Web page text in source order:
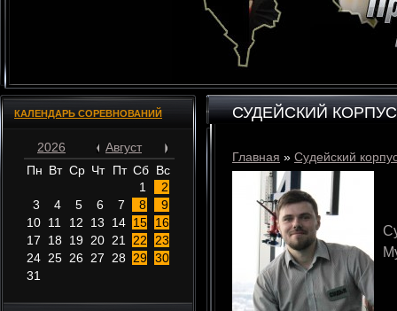
КАЛЕНДАРЬ СОРЕВНОВАНИЙ
2026
Август
Пн Вт Ср Чт Пт Сб Вс
1
2
3
4 5 6 7 8
9
10 11 12 13 14 15
16
17
18 19 20 21 22
23
24 25 26 27 28 29 30
31
СУДЕЙСКИЙ КОРПУС
Главная » Судейский